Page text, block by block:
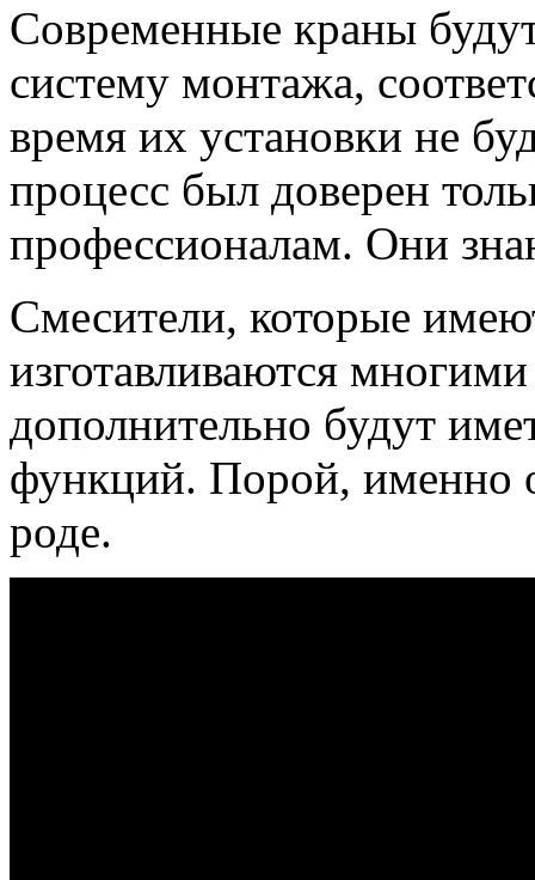
Современные краны
систему монтажа,
время их установки не
процесс был доверен
профессионалам. Они
Смесители, которые
изготавливаются
дополнительно будут
функций. Порой, именно
роде.